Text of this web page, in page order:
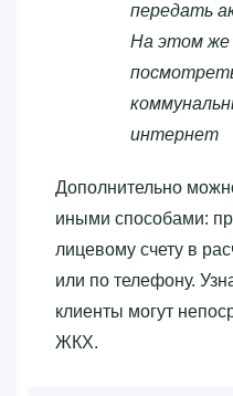
передать
На этом же
интернет
Дополнительно
иными способами:
лицевому счету в
или по телефону.
клиенты могут
ЖКХ.